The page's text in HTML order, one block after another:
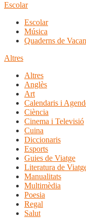
Escolar
Escolar
Música
Quaderns de
Altres
Altres
Anglès
Art
Calendaris i
Ciència
Cinema i Televisió
Cuina
Diccionaris
Esports
Guies de Viatge
Literatura de
Manualitats
Multimèdia
Poesia
Regal
Salut